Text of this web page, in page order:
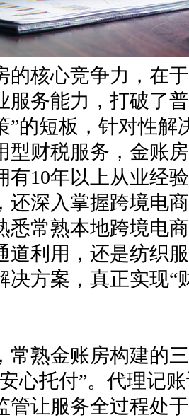
的核心竞争力，在
服务能力，打破了
”的短板，针对性
型财税服务，金账
有10年以上从业经
还深入掌握跨境电
悉常熟本地跨境电
道利用，还是纺织
决方案，真正实现
常熟金账房构建的
心托付”。代理记
管让服务全过程处